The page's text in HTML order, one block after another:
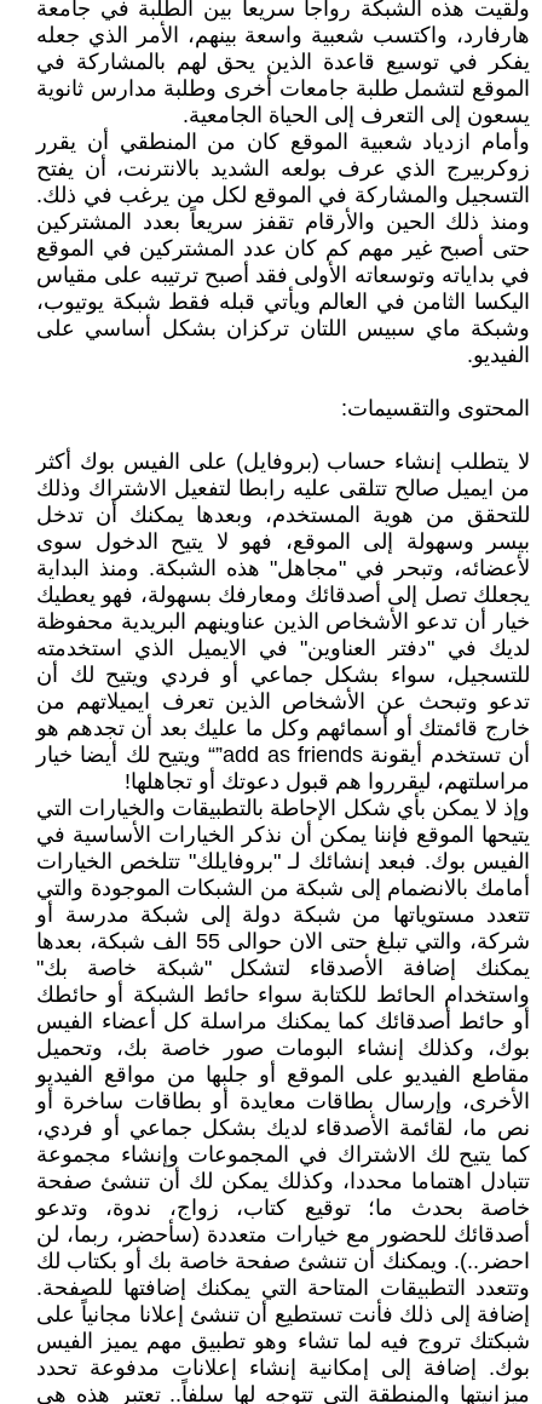
ولقيت هذه الشبكة رواجاً سريعاً بين الطلبة في جامعة
هارفارد، واكتسب شعبية واسعة بينهم، الأمر الذي جعله
يفكر في توسيع قاعدة الذين يحق لهم بالمشاركة في
الموقع لتشمل طلبة جامعات أخرى وطلبة مدارس ثانوية
يسعون إلى التعرف إلى الحياة الجامعية.
وأمام ازدياد شعبية الموقع كان من المنطقي أن يقرر
زوكربيرج الذي عرف بولعه الشديد بالانترنت، أن يفتح
التسجيل والمشاركة في الموقع لكل من يرغب في ذلك.
ومنذ ذلك الحين والأرقام تقفز سريعاً بعدد المشتركين
حتى أصبح غير مهم كم كان عدد المشتركين في الموقع
في بداياته وتوسعاته الأولى فقد أصبح ترتيبه على مقياس
اليكسا الثامن في العالم ويأتي قبله فقط شبكة يوتيوب،
وشبكة ماي سبيس اللتان تركزان بشكل أساسي على
الفيديو.
المحتوى والتقسيمات:
لا يتطلب إنشاء حساب (بروفايل) على الفيس بوك أكثر
من ايميل صالح تتلقى عليه رابطا لتفعيل الاشتراك وذلك
للتحقق من هوية المستخدم، وبعدها يمكنك أن تدخل
بيسر وسهولة إلى الموقع، فهو لا يتيح الدخول سوى
لأعضائه، وتبحر في "مجاهل" هذه الشبكة. ومنذ البداية
يجعلك تصل إلى أصدقائك ومعارفك بسهولة، فهو يعطيك
خيار أن تدعو الأشخاص الذين عناوينهم البريدية محفوظة
لديك في "دفتر العناوين" في الايميل الذي استخدمته
للتسجيل، سواء بشكل جماعي أو فردي ويتيح لك أن
تدعو وتبحث عن الأشخاص الذين تعرف ايميلاتهم من
خارج قائمتك أو أسمائهم وكل ما عليك بعد أن تجدهم هو
أن تستخدم أيقونة add as friends”“ ويتيح لك أيضا خيار
مراسلتهم، ليقرروا هم قبول دعوتك أو تجاهلها!
وإذ لا يمكن بأي شكل الإحاطة بالتطبيقات والخيارات التي
يتيحها الموقع فإننا يمكن أن نذكر الخيارات الأساسية في
الفيس بوك. فبعد إنشائك لـ "بروفايلك" تتلخص الخيارات
أمامك بالانضمام إلى شبكة من الشبكات الموجودة والتي
تتعدد مستوياتها من شبكة دولة إلى شبكة مدرسة أو
شركة، والتي تبلغ حتى الان حوالى 55 الف شبكة، بعدها
يمكنك إضافة الأصدقاء لتشكل "شبكة خاصة بك"
واستخدام الحائط للكتابة سواء حائط الشبكة أو حائطك
أو حائط أصدقائك كما يمكنك مراسلة كل أعضاء الفيس
بوك، وكذلك إنشاء البومات صور خاصة بك، وتحميل
مقاطع الفيديو على الموقع أو جلبها من مواقع الفيديو
الأخرى، وإرسال بطاقات معايدة أو بطاقات ساخرة أو
نص ما، لقائمة الأصدقاء لديك بشكل جماعي أو فردي،
كما يتيح لك الاشتراك في المجموعات وإنشاء مجموعة
تتبادل اهتماما محددا، وكذلك يمكن لك أن تنشئ صفحة
خاصة بحدث ما؛ توقيع كتاب، زواج، ندوة، وتدعو
أصدقائك للحضور مع خيارات متعددة (سأحضر، ربما، لن
احضر..). ويمكنك أن تنشئ صفحة خاصة بك أو بكتاب لك
وتتعدد التطبيقات المتاحة التي يمكنك إضافتها للصفحة.
إضافة إلى ذلك فأنت تستطيع أن تنشئ إعلانا مجانياً على
شبكتك تروج فيه لما تشاء وهو تطبيق مهم يميز الفيس
بوك. إضافة إلى إمكانية إنشاء إعلانات مدفوعة تحدد
ميزانيتها والمنطقة التي تتوجه لها سلفاً.. تعتبر هذه هي